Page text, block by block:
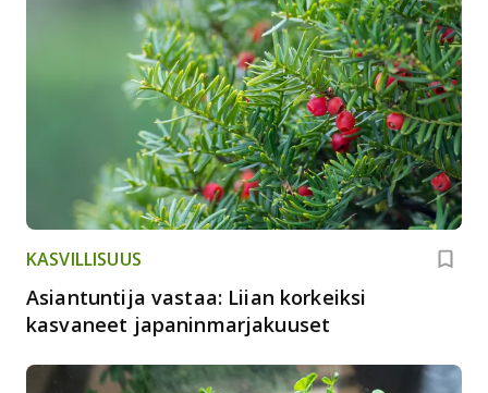
KASVILLISUUS
Asiantuntija vastaa: Liian korkeiksi
kasvaneet japaninmarjakuuset